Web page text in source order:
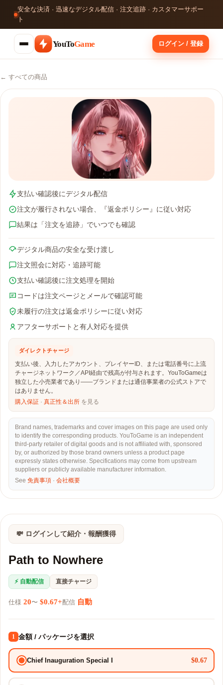
安全な決済 · 迅速なデジタル配信 · 注文追跡 · カスタマーサポー
ト
YouToGame ログイン / 登録
← すべての商品
支払い確認後にデジタル配信
注文が履行されない場合、『返金ポリシー』に従い対応
結果は「注文を追跡」でいつでも確認
デジタル商品の安全な受け渡し
注文照会に対応・追跡可能
支払い確認後に注文処理を開始
コードは注文ページとメールで確認可能
未履行の注文は返金ポリシーに従い対応
アフターサポートと有人対応を提供
ダイレクトチャージ
支払い後、入力したアカウント、プレイヤーID、または電話番号に上流
チャージネットワーク／API経由で残高が付与されます。YouToGameは
独立した小売業者であり——ブランドまたは通信事業者の公式ストアで
はありません。
購入保証 · 真正性＆出所 を見る
Brand names, trademarks and cover images on this page are used only
to identify the corresponding products. YouToGame is an independent
third-party retailer of digital goods and is not affiliated with, sponsored
by, or authorized by those brand owners unless a product page
expressly states otherwise. Specifications may come from upstream
suppliers or publicly available manufacturer information.
See 免責事項 · 会社概要
💸 ログインして紹介・報酬獲得
Path to Nowhere
⚡ 自動配信 直接チャージ
仕様 20〜 $0.67+配信 自動
1 金額 / パッケージを選択
Chief Inauguration Special I $0.67